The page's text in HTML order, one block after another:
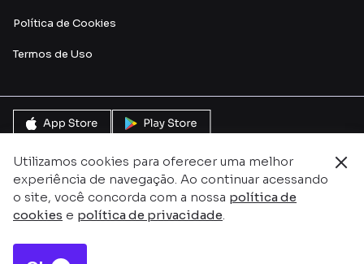
Utilizamos cookies para oferecer uma melhor
experiência de navegação. Ao continuar acessando
o site, você concorda com a nossa política de
cookies e política de privacidade.
Política de Cookies
Termos de Uso